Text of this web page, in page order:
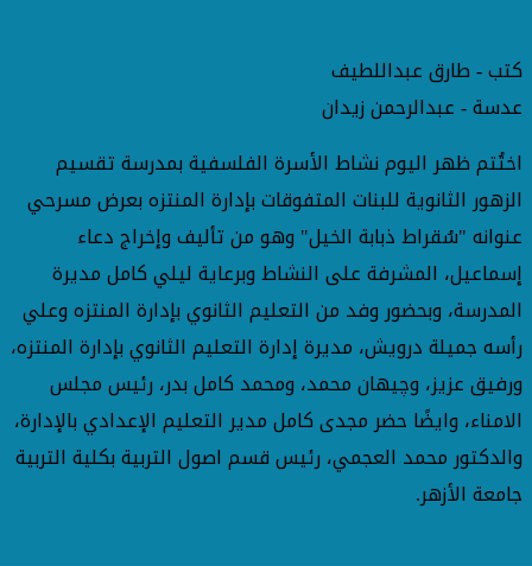
كتب - طارق عبداللطيف
عدسة - عبدالرحمن زيدان
اختُتم ظهر اليوم نشاط الأسرة الفلسفية بمدرسة تقسيم
الزهور الثانوية للبنات المتفوقات بإدارة المنتزه بعرض مسرحي
عنوانه "سُقراط ذبابة الخيل" وهو من تأليف وإخراج دعاء
إسماعيل، المشرفة على النشاط وبرعاية ليلي كامل مديرة
المدرسة، وبحضور وفد من التعليم الثانوي بإدارة المنتزه وعلي
رأسه جميلة درويش، مديرة إدارة التعليم الثانوي بإدارة المنتزه،
ورفيق عزيز، وچيهان محمد، ومحمد كامل بدر، رئيس مجلس
الامناء، وايضًا حضر مجدى كامل مدير التعليم الإعدادي بالإدارة،
والدكتور محمد العجمي، رئيس قسم اصول التربية بكلية التربية
جامعة الأزهر.